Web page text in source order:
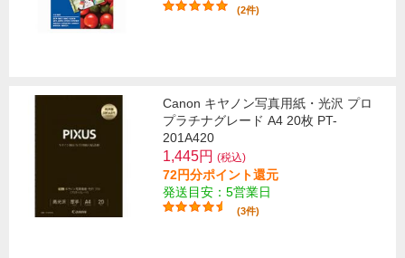
(2件)
Canon キヤノン写真用紙・光沢 プロ
プラチナグレード A4 20枚 PT-
201A420
1,445円 (税込)
72円分ポイント還元
発送目安：5営業日
(3件)